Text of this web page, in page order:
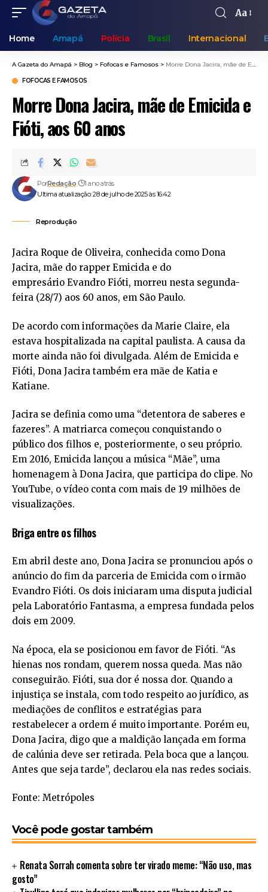
Aa
Home Amapá Polícia Brasil Internacional
A Gazeta do Amapá > Blog > Fofocas e Famosos > Morre Dona Jacira, mãe de Emicida e Fióti, aos 60 anos
FOFOCAS E FAMOSOS
Morre Dona Jacira, mãe de Emicida e
Fióti, aos 60 anos
Ultima atualização: 28 de julho de 2025 às 16:42
PorRedação 1 ano atrás
Reprodução
Jacira Roque de Oliveira, conhecida como Dona
Jacira, mãe do rapper Emicida e do
empresário Evandro Fióti, morreu nesta segunda-
feira (28/7) aos 60 anos, em São Paulo.
De acordo com informações da Marie Claire, ela
estava hospitalizada na capital paulista. A causa da
morte ainda não foi divulgada. Além de Emicida e
Fióti, Dona Jacira também era mãe de Katia e
Katiane.
Jacira se definia como uma “detentora de saberes e
fazeres”. A matriarca começou conquistando o
público dos filhos e, posteriormente, o seu próprio.
Em 2016, Emicida lançou a música “Mãe”, uma
homenagem à Dona Jacira, que participa do clipe. No
YouTube, o vídeo conta com mais de 19 milhões de
visualizações.
Briga entre os filhos
Em abril deste ano, Dona Jacira se pronunciou após o
anúncio do fim da parceria de Emicida com o irmão
Evandro Fióti. Os dois iniciaram uma disputa judicial
pela Laboratório Fantasma, a empresa fundada pelos
dois em 2009.
Na época, ela se posicionou em favor de Fióti. “As
hienas nos rondam, querem nossa queda. Mas não
conseguirão. Fióti, sua dor é nossa dor. Quando a
injustiça se instala, com todo respeito ao jurídico, as
mediações de conflitos e estratégias para
restabelecer a ordem é muito importante. Porém eu,
Dona Jacira, digo que a maldição lançada em forma
de calúnia deve ser retirada. Pela boca que a lançou.
Antes que seja tarde”, declarou ela nas redes sociais.
Fonte: Metrópoles
Você pode gostar também
Renata Sorrah comenta sobre ter virado meme: “Não uso, mas
gosto”